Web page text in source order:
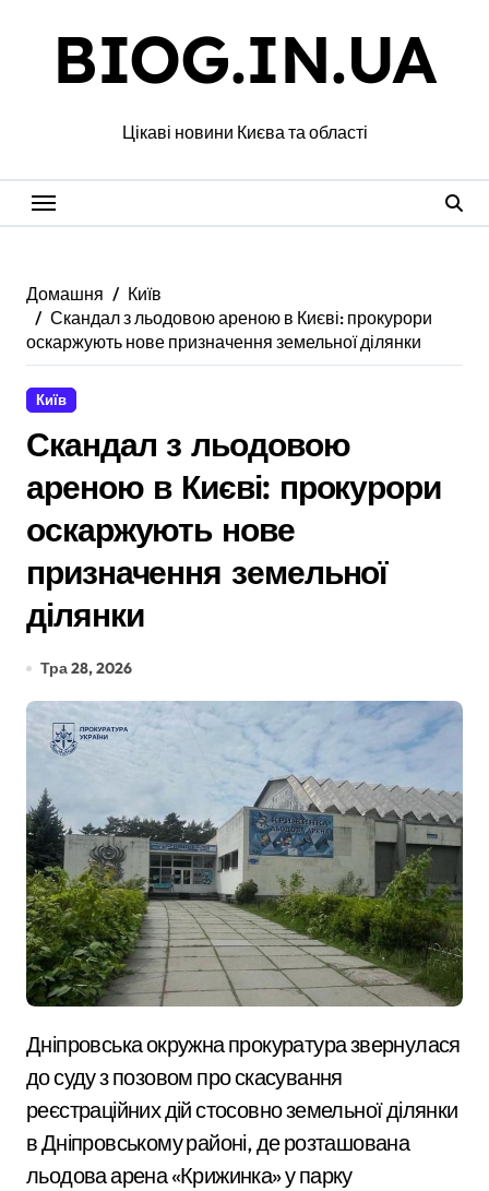
BIOG.IN.UA
Цікаві новини Києва та області
Домашня
Київ
Скандал з льодовою ареною в Києві: прокурори
оскаржують нове призначення земельної ділянки
Київ
Скандал з льодовою
ареною в Києві: прокурори
оскаржують нове
призначення земельної
ділянки
Тра 28, 2026
Дніпровська окружна прокуратура звернулася
до суду з позовом про скасування
реєстраційних дій стосовно земельної ділянки
в Дніпровському районі, де розташована
льодова арена «Крижинка» у парку